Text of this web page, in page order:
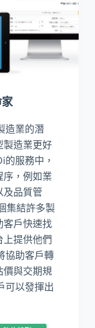
造業的潛
製造業更好
服務中，
序，例如業
及品質管
集結許多製
客戶快速找
提供他們
協助客戶轉
價與交期規
可以發揮出